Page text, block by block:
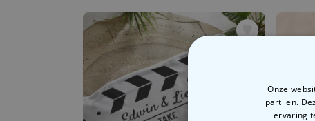
Onze
partijen.
ervaring